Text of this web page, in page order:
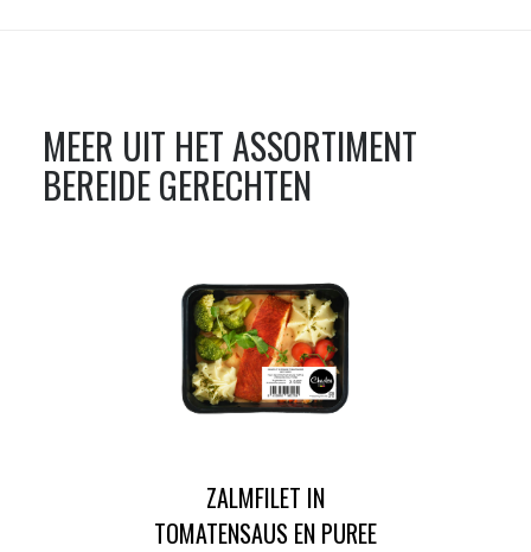
MEER UIT HET ASSORTIMENT
BEREIDE GERECHTEN
ZALMFILET IN
TOMATENSAUS EN PUREE